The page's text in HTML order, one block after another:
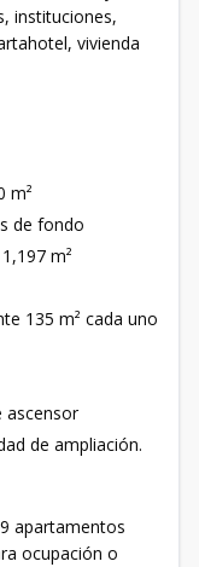
instituciones,
vivienda
m²
de fondo
m²
135 m² cada uno
ascensor
de ampliación.
apartamentos
ocupación o